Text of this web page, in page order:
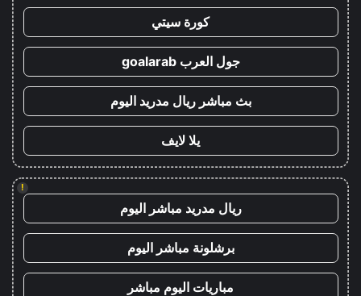
كورة سيتي
جول العرب goalarab
بث مباشر ريال مدريد اليوم
يلا لايف
!
ريال مدريد مباشر اليوم
برشلونة مباشر اليوم
مباريات اليوم مباشر